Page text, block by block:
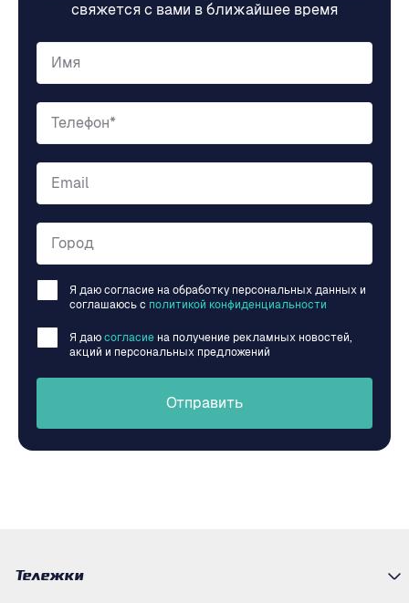
свяжется с вами в ближайшее время
Имя
Телефон*
Email
Город
Я даю согласие на обработку персональных данных и
соглашаюсь c политикой конфиденциальности
Я даю согласие на получение рекламных новостей,
акций и персональных предложений
Отправить
Тележки